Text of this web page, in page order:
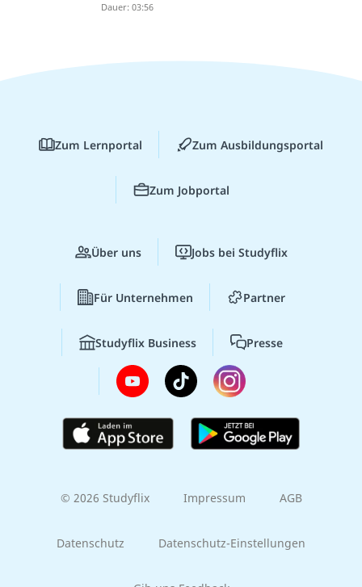
Dauer: 03:56
Zum Lernportal Zum Ausbildungsportal
Zum Jobportal
Über uns Jobs bei Studyflix
Für Unternehmen Partner
Studyflix Business Presse
© 2026 Studyflix Impressum AGB
Datenschutz Datenschutz-Einstellungen